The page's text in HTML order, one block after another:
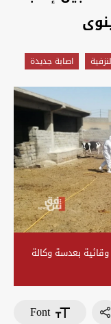
اصابة جديدة
بعدسة وكالة
Font